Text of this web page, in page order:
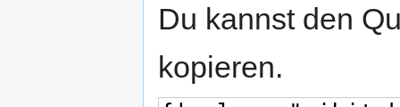
Du kannst den
kopieren.